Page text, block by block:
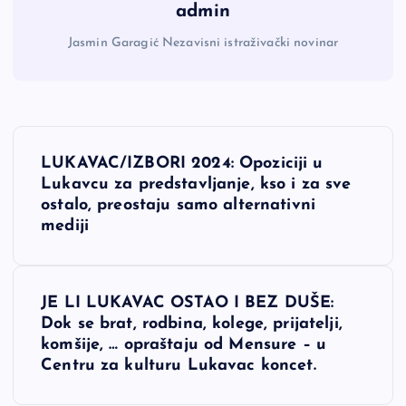
admin
Jasmin Garagić Nezavisni istraživački novinar
NLUKAVAC/IZBORI 2024: Opoziciji u
Lukavcu za predstavljanje, kso i za sve
ostalo, preostaju samo alternativni
mediji
JE LI LUKAVAC OSTAO I BEZ DUŠE:
Dok se brat, rodbina, kolege, prijatelji,
komšije, … opraštaju od Mensure – u
Centru za kulturu Lukavac koncet.